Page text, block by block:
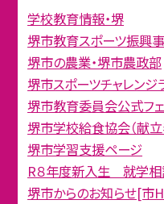
学校教育情報・堺
堺市教育スポーツ振興
堺市の農業・堺市農政部
堺市スポーツチャレンジ
堺市教育委員会公式フ
堺市学校給食協会（献立
堺市学習支援ページ
R８年度新入生 就学相
堺市からのお知らせ[市